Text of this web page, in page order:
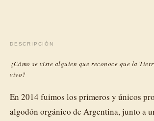
DESCRIPCIÓN
¿Cómo se viste alguien que reconoce que la
vivo?
En 2014 fuimos los primeros y únicos
algodón orgánico de Argentina, junto a